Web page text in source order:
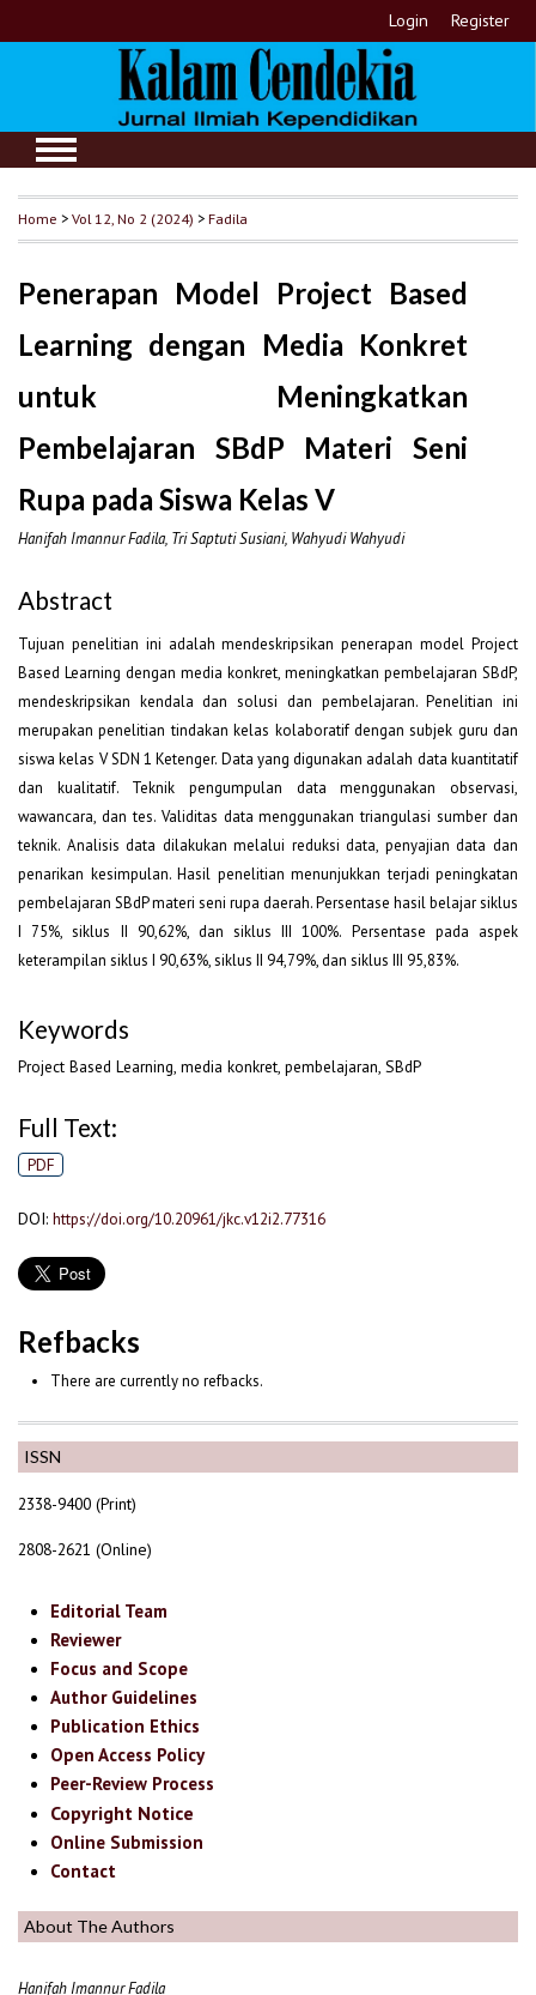
Login Register
ISSN
2338-9400 (Print)
2808-2621 (Online)
Editorial Team
Reviewer
Focus and Scope
Author Guidelines
Publication Ethics
Open Access Policy
Peer-Review Process
Copyright Notice
Online Submission
Contact
About The Authors
Hanifah Imannur Fadila
Home >Vol 12, No 2 (2024) >Fadila
Penerapan Model Project Based
Learning dengan Media Konkret
untuk Meningkatkan
Pembelajaran SBdP Materi Seni
Rupa pada Siswa Kelas V
Hanifah Imannur Fadila, Tri Saptuti Susiani, Wahyudi Wahyudi
Abstract
Tujuan penelitian ini adalah mendeskripsikan penerapan model Project
Based Learning dengan media konkret, meningkatkan pembelajaran SBdP,
mendeskripsikan kendala dan solusi dan pembelajaran. Penelitian ini
merupakan penelitian tindakan kelas kolaboratif dengan subjek guru dan
siswa kelas V SDN 1 Ketenger. Data yang digunakan adalah data kuantitatif
dan kualitatif. Teknik pengumpulan data menggunakan observasi,
wawancara, dan tes. Validitas data menggunakan triangulasi sumber dan
teknik. Analisis data dilakukan melalui reduksi data, penyajian data dan
penarikan kesimpulan. Hasil penelitian menunjukkan terjadi peningkatan
pembelajaran SBdP materi seni rupa daerah. Persentase hasil belajar siklus
I 75%, siklus II 90,62%, dan siklus III 100%. Persentase pada aspek
keterampilan siklus I 90,63%, siklus II 94,79%, dan siklus III 95,83%.
Keywords
Project Based Learning, media konkret, pembelajaran, SBdP
Full Text:
PDF
DOI: https://doi.org/10.20961/jkc.v12i2.77316
Refbacks
There are currently no refbacks.